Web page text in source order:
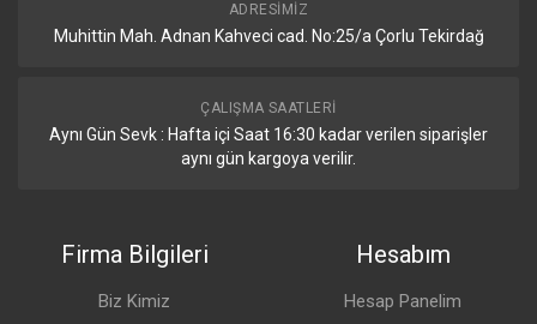
ADRESIMIZ
Muhittin Mah. Adnan Kahveci cad. No:25/a Çorlu Tekirdağ
ÇALIŞMA SAATLERI
Aynı Gün Sevk : Hafta içi Saat 16:30 kadar verilen siparişler
aynı gün kargoya verilir.
Firma Bilgileri
Biz Kimiz
Hesabım
Hesap Panelim